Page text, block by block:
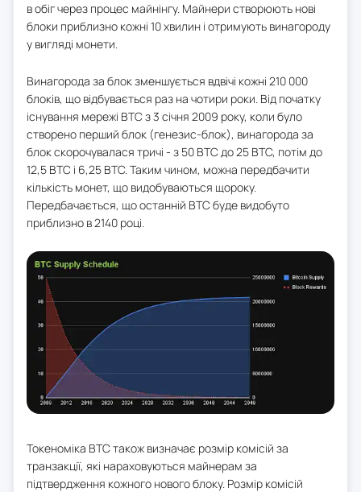
в обіг через процес майнінгу. Майнери створюють нові
блоки приблизно кожні 10 хвилин і отримують винагороду
у вигляді монети.
Винагорода за блок зменшується вдвічі кожні 210 000
блоків, що відбувається раз на чотири роки. Від початку
існування мережі BTC з 3 січня 2009 року, коли було
створено перший блок (генезис-блок), винагорода за
блок скорочувалася тричі - з 50 BTC до 25 BTC, потім до
12,5 BTC і 6,25 BTC. Таким чином, можна передбачити
кількість монет, що видобуваються щороку.
Передбачається, що останній BTC буде видобуто
приблизно в 2140 році.
Токеноміка BTC також визначає розмір комісій за
транзакції, які нараховуються майнерам за
підтвердження кожного нового блоку. Розмір комісій